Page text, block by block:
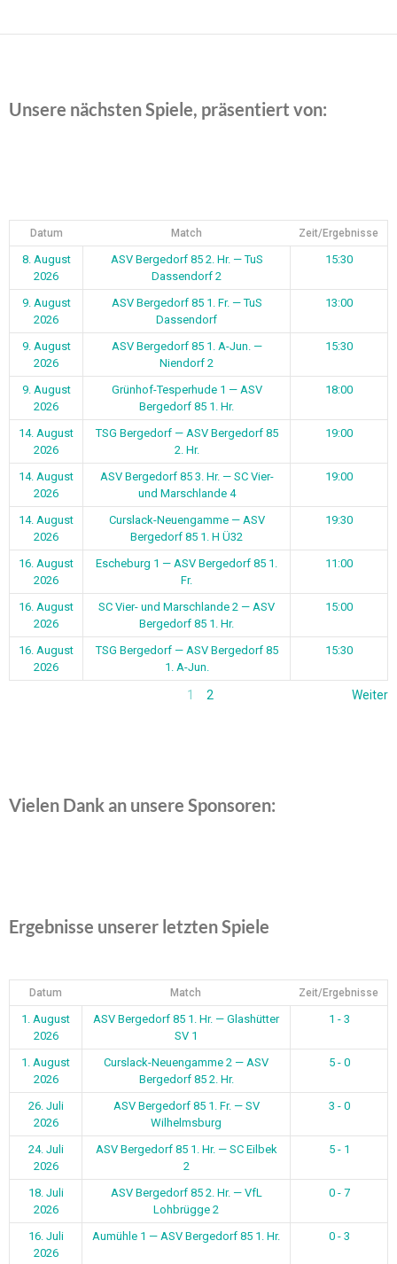
Unsere nächsten Spiele, präsentiert von:
Datum Match Zeit/Ergebnisse
8. August
2026
ASV Bergedorf 85 2. Hr. — TuS
Dassendorf 2
15:30
9. August
2026
ASV Bergedorf 85 1. Fr. — TuS
Dassendorf
13:00
9. August
2026
ASV Bergedorf 85 1. A-Jun. —
Niendorf 2
15:30
9. August
2026
Grünhof-Tesperhude 1 — ASV
Bergedorf 85 1. Hr.
18:00
14. August
2026
TSG Bergedorf — ASV Bergedorf 85
2. Hr.
19:00
14. August
2026
ASV Bergedorf 85 3. Hr. — SC Vier-
und Marschlande 4
19:00
14. August
2026
Curslack-Neuengamme — ASV
Bergedorf 85 1. H Ü32
19:30
16. August
2026
Escheburg 1 — ASV Bergedorf 85 1.
Fr.
11:00
16. August
2026
SC Vier- und Marschlande 2 — ASV
Bergedorf 85 1. Hr.
15:00
16. August
2026
TSG Bergedorf — ASV Bergedorf 85
1. A-Jun.
15:30
1 2 Weiter
Vielen Dank an unsere Sponsoren:
Ergebnisse unserer letzten Spiele
Datum Match Zeit/Ergebnisse
1. August
2026
ASV Bergedorf 85 1. Hr. — Glashütter
SV 1
1 - 3
1. August
2026
Curslack-Neuengamme 2 — ASV
Bergedorf 85 2. Hr.
5 - 0
26. Juli
2026
ASV Bergedorf 85 1. Fr. — SV
Wilhelmsburg
3 - 0
24. Juli
2026
ASV Bergedorf 85 1. Hr. — SC Eilbek
2
5 - 1
18. Juli
2026
ASV Bergedorf 85 2. Hr. — VfL
Lohbrügge 2
0 - 7
16. Juli
2026
Aumühle 1 — ASV Bergedorf 85 1. Hr. 0 - 3